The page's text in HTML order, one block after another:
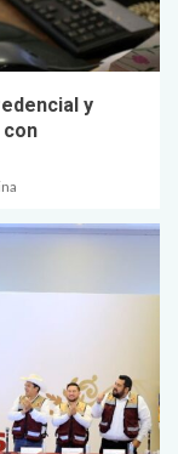
y
con